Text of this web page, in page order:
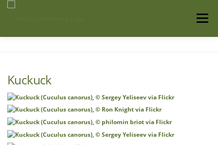
Menü
Kuckuck